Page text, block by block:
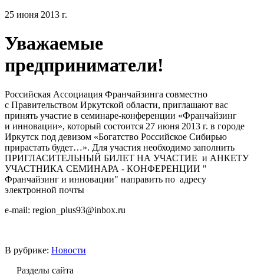
25 июня 2013 г.
Уважаемые
предприниматели!
Российская Ассоциация Франчайзинга совместно
с Правительством Иркутской области, приглашают вас
принять участие в семинаре-конференции «Франчайзинг
и инновации», который состоится 27 июня 2013 г. в городе
Иркутск под девизом «Богатство Российское Сибирью
прирастать будет…». Для участия необходимо заполнить
ПРИГЛАСИТЕЛЬНЫЙ БИЛЕТ НА УЧАСТИЕ и АНКЕТУ
УЧАСТНИКА СЕМИНАРА - КОНФЕРЕНЦИИ "
Франчайзинг и инновации" направить по адресу
электронной почты
e-mail: region_plus93@inbox.ru
В рубрике: Новости
Разделы сайта